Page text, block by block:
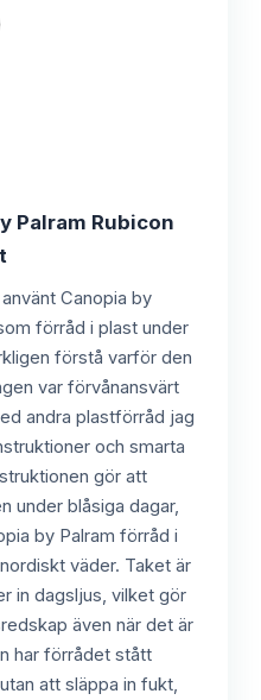
Palram Rubicon
Canopia by
förråd i plast under
förstå varför den
var förvånansvärt
andra plastförråd jag
och smarta
gör att
under blåsiga dagar,
by Palram förråd i
väder. Taket är
in dagsljus, vilket gör
även när det är
har förrådet stått
att släppa in fukt,